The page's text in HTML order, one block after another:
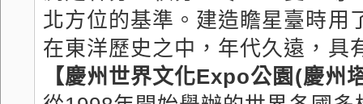
北方位的基準。建造瞻星臺時用
在東洋歷史之中，年代久遠，具
【慶州世界文化Expo公園(慶州